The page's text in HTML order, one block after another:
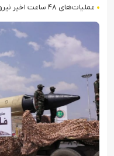
عملیات‌های ۴۸ ساعت اخیر نیروهای مسلح یمن علیه ائتلاف سعودی + ویدیو